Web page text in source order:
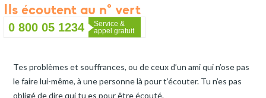
Ils écoutent au n° vert
0 800 05 1234
Tes problèmes et souffrances, ou de ceux d’un ami qui n’ose pas
le faire lui-même, à une personne là pour t’écouter. Tu n’es pas
obligé de dire qui tu es pour être écouté.